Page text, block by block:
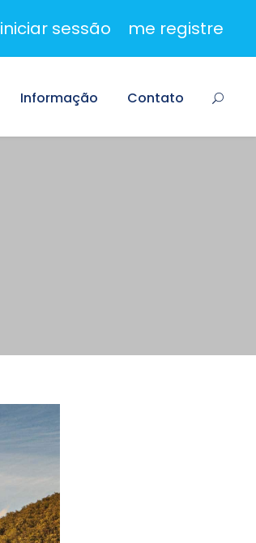
iniciar sessão me registre
Informação Contato